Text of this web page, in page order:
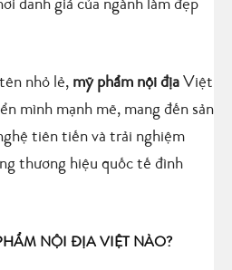
danh giá của ngành làm đẹp
nhỏ lẻ, mỹ phẩm nội địa Việt
mình mạnh mẽ, mang đến sản
tiên tiến và trải nghiệm
thương hiệu quốc tế đình
NỘI ĐỊA VIỆT NÀO?